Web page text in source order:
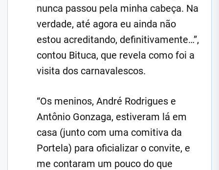
nunca passou pela minha cabeça. Na
verdade, até agora eu ainda não
estou acreditando, definitivamente…”,
contou Bituca, que revela como foi a
visita dos carnavalescos.
“Os meninos, André Rodrigues e
Antônio Gonzaga, estiveram lá em
casa (junto com uma comitiva da
Portela) para oficializar o convite, e
me contaram um pouco do que